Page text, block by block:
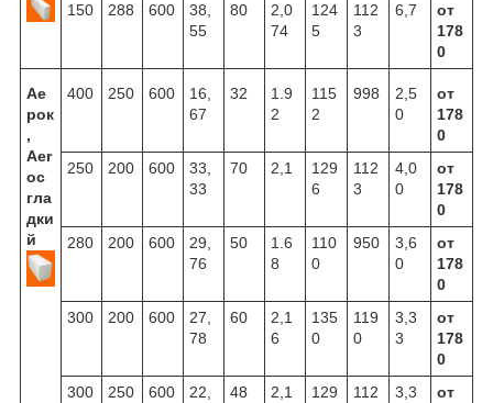
150
288 600
38,
55
80
2,0
74
124
5
112
3
6,7
от
178
0
Ае
рок
,
Aer
oc
гла
дки
й
400 250 600
16,
67
32
1.9
2
115
2
998
2,5
0
от
178
0
250
200 600
33,
33
70 2,1
129
6
112
3
4,0
0
от
178
0
280
200 600
29,
76
50
1.6
8
110
0
950
3,6
0
от
178
0
300
200 600
27,
78
60
2,1
6
135
0
119
0
3,3
3
от
178
0
300
250 600
22,
48
2,1
129
112
3,3
от